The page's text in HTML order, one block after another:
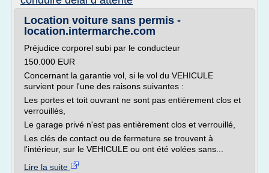
Location voiture sans permis -
location.intermarche.com
Préjudice corporel subi par le conducteur
150.000 EUR
Concernant la garantie vol, si le vol du VEHICULE
survient pour l'une des raisons suivantes :
Les portes et toit ouvrant ne sont pas entièrement clos et
verrouillés,
Le garage privé n'est pas entièrement clos et verrouillé,
Les clés de contact ou de fermeture se trouvent à
l'intérieur, sur le VEHICULE ou ont été volées sans...
Lire la suite